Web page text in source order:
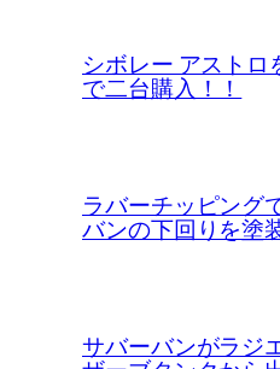
シボレー アストロ
で二台購入！！
ラバーチッピング
バンの下回りを塗
サバーバンがラジ